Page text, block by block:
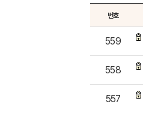
번호
559
558
557